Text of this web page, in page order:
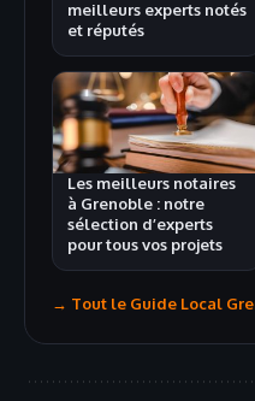
meilleurs experts notés
et réputés
Les meilleurs notaires
à Grenoble : notre
sélection d’experts
pour tous vos projets
→ Tout le Guide Local